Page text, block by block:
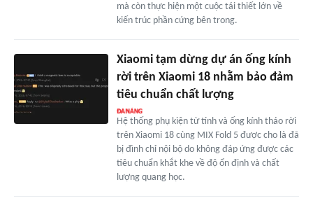
mà còn thực hiện một cuộc tái thiết lớn về
kiến trúc phần cứng bên trong.
Xiaomi tạm dừng dự án ống kính
rời trên Xiaomi 18 nhằm bảo đảm
tiêu chuẩn chất lượng
Hệ thống phụ kiện từ tính và ống kính tháo rời
trên Xiaomi 18 cùng MIX Fold 5 được cho là đã
bị đình chỉ nội bộ do không đáp ứng được các
tiêu chuẩn khắt khe về độ ổn định và chất
lượng quang học.